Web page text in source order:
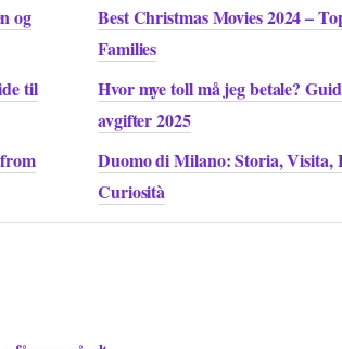
og
Best Christmas Movies 2024 –
Families
til
Hvor mye toll må jeg betale?
avgifter 2025
Duomo di Milano: Storia, Visita,
Curiosità